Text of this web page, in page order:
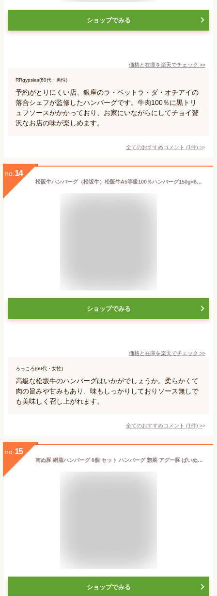
ショップでみる
価格と在庫を楽天でチェック >>
RRgypsies(60代・男性)
予約がとりにくい店、銀座のラ・ベットラ・ダ・オチアイの
落合シェフが監修したハンバーグです。牛肉100％に黒トリ
ュフソースがかかっており、お家にいながらにしてチョイ贅
沢なお店の味が楽しめます。
全てのおすすめコメント (1件) >
no. 14
松阪牛ハンバーグ（松坂牛）松阪牛A5等級100％ハンバーグ150g×6個入り 第60回松阪肉牛枝肉共進会にて最優秀賞一席受賞！肉の芸術品】御中元 御歳暮 御結婚御祝 御祝 内祝 父の日【送料無料※北海道・沖縄・離島へは要送料450円】【のし・ラッピング無料】
ショップでみる
価格と在庫を楽天でチェック >>
ろっころ(60代・女性)
高級な松坂牛のハンバーグはいかがでしょうか。柔らかくて
肉の旨みや甘みもあり、味もしっかりしておりソース無しで
も美味しく召し上がれます。
全てのおすすめコメント (1件) >
no. 15
南ぬ豚 網脂ハンバーグ 6個 セット ハンバーグ 惣菜 アグー豚 ぱいぬぶた 石垣島産 沖縄産 国産 アグー 希少 冷凍ハンバーグ おかず 肉惣菜 便利 沖縄 やえやまファーム
ショップでみる